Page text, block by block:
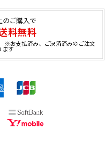
のご購入で
料無料
※お支払済み、ご決済済みのご注文
ます